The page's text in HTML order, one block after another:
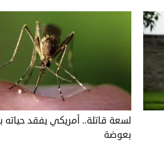
لسعة قاتلة.. أمريكي يفقد حياته
بعوضة